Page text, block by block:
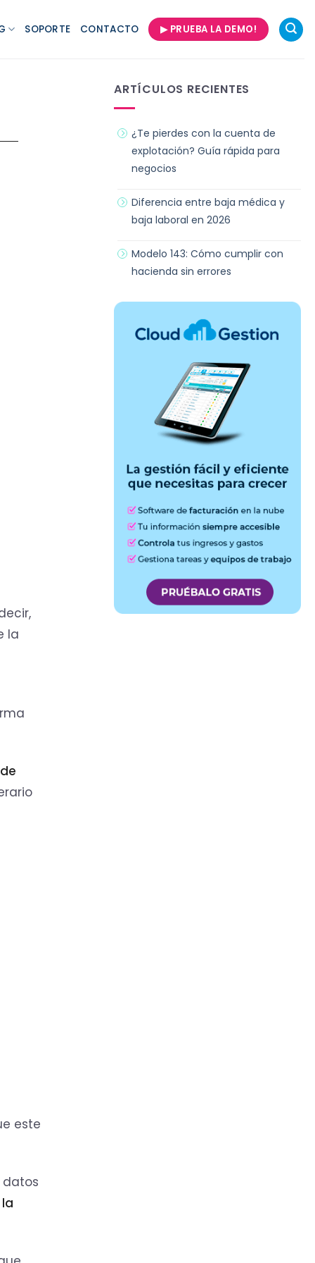
SOPORTE CONTACTO ▶ PRUEBA LA DEMO!
la
este
datos
ARTÍCULOS RECIENTES
¿Te pierdes con la cuenta de
explotación? Guía rápida para
negocios
Diferencia entre baja médica y
baja laboral en 2026
Modelo 143: Cómo cumplir con
hacienda sin errores